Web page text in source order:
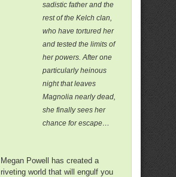
sadistic father and the
rest of the Kelch clan,
who have tortured her
and tested the limits of
her powers. After one
particularly heinous
night that leaves
Magnolia nearly dead,
she finally sees her
chance for escape…
Megan Powell has created a
riveting world that will engulf you